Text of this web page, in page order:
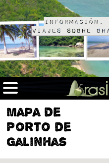
Información,
viajes sobre
Mapa de
Porto de
Galinhas